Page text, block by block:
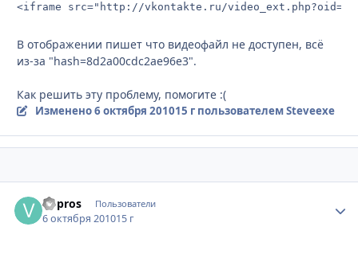
<iframe src="http://vkontakte.ru/
В отображении пишет что видеофайл не доступен, всё
из-за "hash=8d2a00cdc2ae96e3".
Как решить эту проблему, помогите :(
Изменено6 октября 201015 гпользователем Steveexe
Vopros Пользователи
6 октября 201015 г